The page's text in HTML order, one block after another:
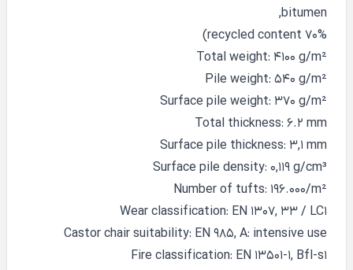
bitumen,
70% recycled content)
Total weight: 4100 g/m²
Pile weight: 540 g/m²
Surface pile weight: 370 g/m²
Total thickness: 6.2 mm
Surface pile thickness: 3,1 mm
Surface pile density: 0,119 g/cm³
Number of tufts: 196.000/m²
Wear classification: EN 1307, 33 / LC1
Castor chair suitability: EN 985, A: intensive use
Fire classification: EN 13501-1, Bfl-s1